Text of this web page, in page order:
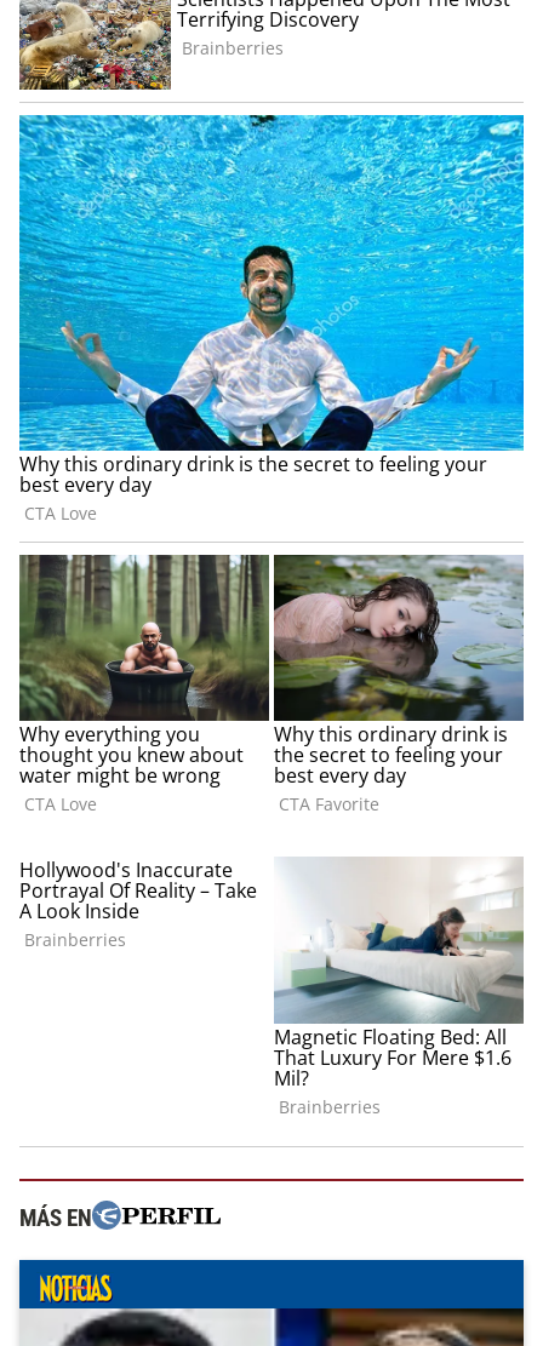
MÁS EN